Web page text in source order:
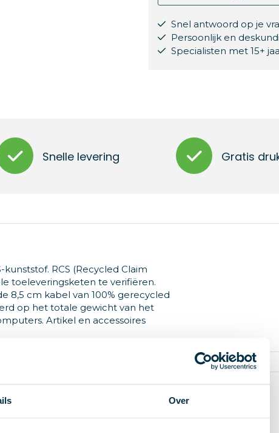
Over
Snel antwoord op je
Persoonlijk en
Specialisten met 15+
Snelle levering Gratis
RCS (Recycled Claim
toeleveringsketen te verifiëren.
8,5 cm kabel van 100% gerecycled
op het totale gewicht van het
Artikel en accessoires